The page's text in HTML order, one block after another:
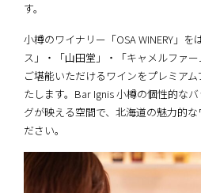
す。
小樽のワイナリー「OSA WINERY」
ス」・「山田堂」・「キャメルファ
ご堪能いただけるワインをプレミア
たします。Bar Ignis 小樽の個性的な
グが映える空間で、北海道の魅力的
ださい。